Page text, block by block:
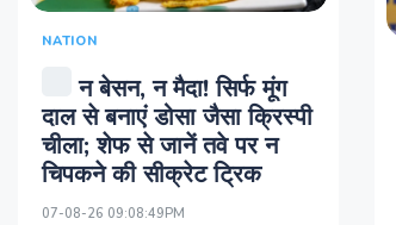
NATION
न बेसन, न मैदा! सिर्फ मूंग
दाल से बनाएं डोसा जैसा क्रिस्पी
चीला; शेफ से जानें तवे पर न
चिपकने की सीक्रेट ट्रिक
07-08-26 09:08:49PM